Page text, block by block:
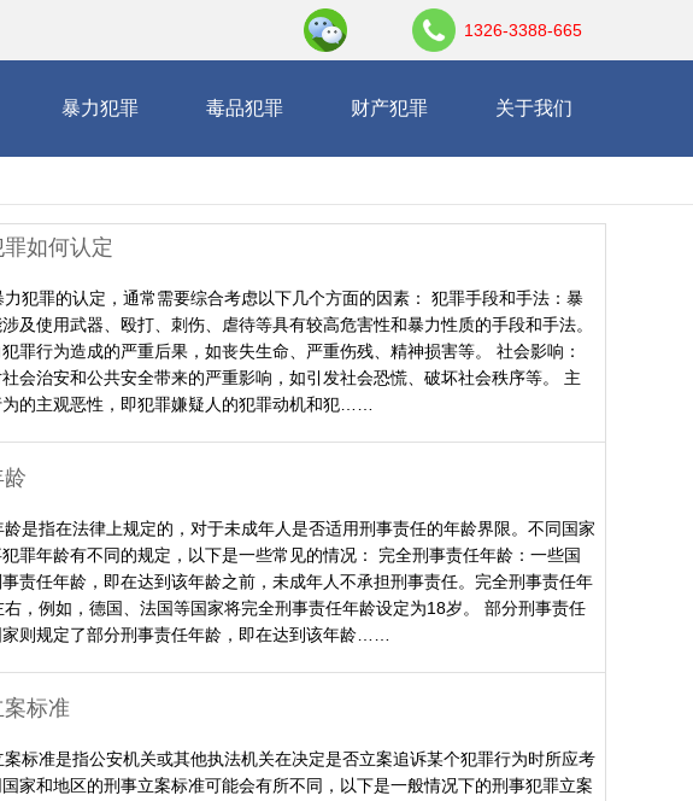
1326-3388-665
暴力犯罪 毒品犯罪 财产犯罪 关于我们
如何认定
力犯罪的认定，通常需要综合考虑以下几个方面的因素： 犯罪手段和手法：暴
及使用武器、殴打、刺伤、虐待等具有较高危害性和暴力性质的手段和手法。
罪行为造成的严重后果，如丧失生命、严重伤残、精神损害等。 社会影响：
会治安和公共安全带来的严重影响，如引发社会恐慌、破坏社会秩序等。 主
的主观恶性，即犯罪嫌疑人的犯罪动机和犯……
龄是指在法律上规定的，对于未成年人是否适用刑事责任的年龄界限。不同国家
罪年龄有不同的规定，以下是一些常见的情况： 完全刑事责任年龄：一些国
责任年龄，即在达到该年龄之前，未成年人不承担刑事责任。完全刑事责任年
，例如，德国、法国等国家将完全刑事责任年龄设定为18岁。 部分刑事责任
则规定了部分刑事责任年龄，即在达到该年龄……
标准
案标准是指公安机关或其他执法机关在决定是否立案追诉某个犯罪行为时所应考
家和地区的刑事立案标准可能会有所不同，以下是一般情况下的刑事犯罪立案